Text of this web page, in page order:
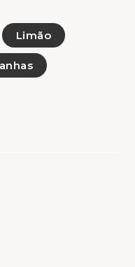
Limão